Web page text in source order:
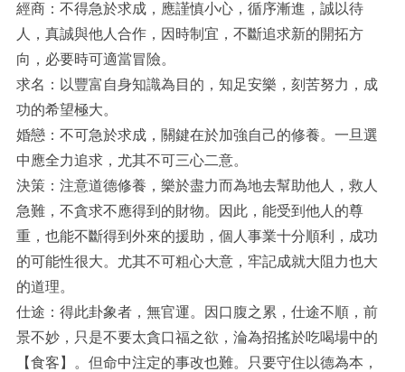
經商：不得急於求成，應謹慎小心，循序漸進，誠以待
人，真誠與他人合作，因時制宜，不斷追求新的開拓方
向，必要時可適當冒險。
求名：以豐富自身知識為目的，知足安樂，刻苦努力，成
功的希望極大。
婚戀：不可急於求成，關鍵在於加強自己的修養。一旦選
中應全力追求，尤其不可三心二意。
決策：注意道德修養，樂於盡力而為地去幫助他人，救人
急難，不貪求不應得到的財物。因此，能受到他人的尊
重，也能不斷得到外來的援助，個人事業十分順利，成功
的可能性很大。尤其不可粗心大意，牢記成就大阻力也大
的道理。
仕途：得此卦象者，無官運。因口腹之累，仕途不順，前
景不妙，只是不要太貪口福之欲，淪為招搖於吃喝場中的
【食客】。但命中注定的事改也難。只要守住以德為本，